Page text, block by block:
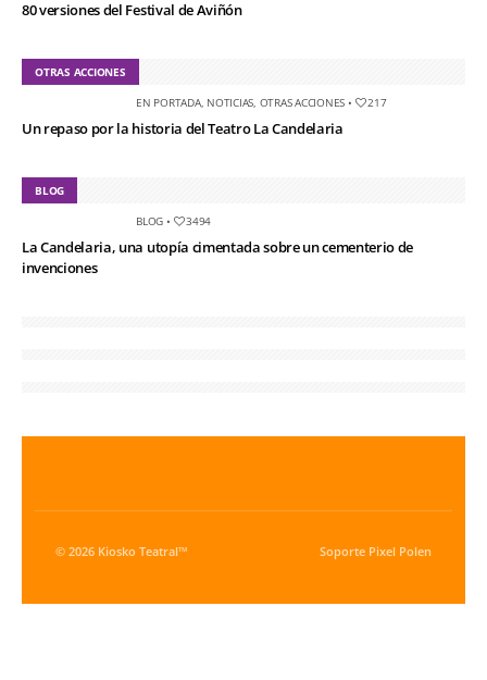
80 versiones del Festival de Aviñón
OTRAS ACCIONES
EN PORTADA, NOTICIAS OTRAS ACCIONES • 217
Un repaso por la historia del Teatro La Candelaria
BLOG
BLOG • 3494
La Candelaria, una utopía cimentada sobre un cementerio de
invenciones
© 2026 Kiosko Teatral™ Soporte Pixel Polen